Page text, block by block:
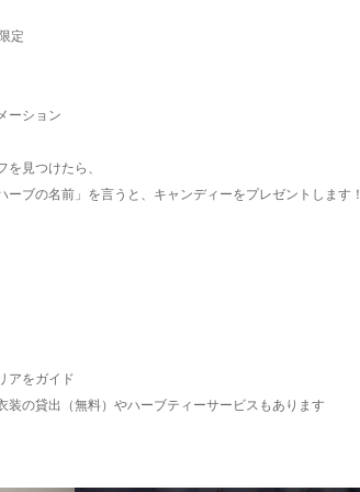
定
ション
見つけたら、
ーブの名前」を言うと、キャンディーをプレゼントします！
アをガイド
装の貸出（無料）やハーブティーサービスもあります